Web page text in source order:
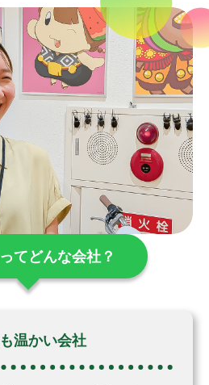
てどんな会社？
温かい会社